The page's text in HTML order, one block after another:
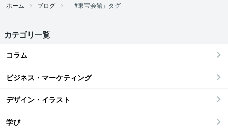
ホーム ブログ 「#東宝会館」タグ
カテゴリ一覧
コラム
ビジネス・マーケティング
デザイン・イラスト
学び